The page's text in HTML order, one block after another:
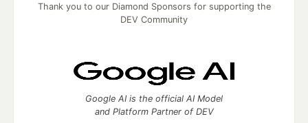
Thank you to our Diamond Sponsors for supporting the
DEV Community
Google AI is the official AI Model
and Platform Partner of DEV